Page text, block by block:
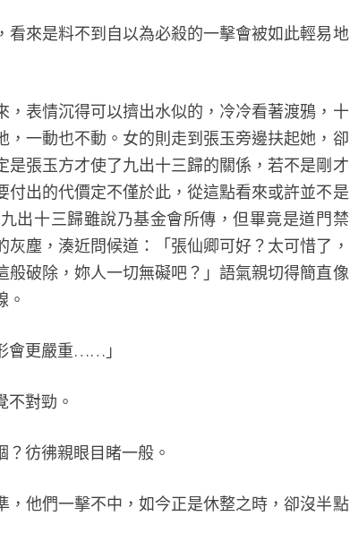
來是料不到自以為必殺的一擊會被如此輕易地
表情沉得可以擠出水似的，冷冷看著渡鴉，十
一動也不動。女的則走到張玉旁邊扶起她，卻
張玉方才使了九出十三歸的關係，若不是剛才
出的代價定不僅於此，從這點看來或許並不是
出十三歸雖說乃基金會所傳，但畢竟是道門禁
塵，湊近問候道：「張仙卿可好？太可惜了，
破除，妳人一切無礙吧？」語氣親切得簡直像
。
會更嚴重……」
對勁。
彷彿親眼目睹一般。
他們一擊不中，如今正是休整之時，卻沒半點